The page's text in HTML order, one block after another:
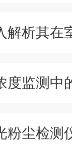
度监测中